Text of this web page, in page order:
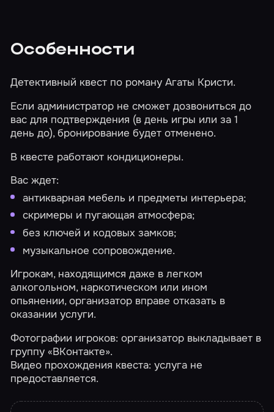
Особенности
Детективный квест по роману Агаты Кристи.
Если администратор не сможет дозвониться до
вас для подтверждения (в день игры или за 1
день до), бронирование будет отменено.
В квесте работают кондиционеры.
Вас ждет:
антикварная мебель и предметы интерьера;
скримеры и пугающая атмосфера;
без ключей и кодовых замков;
музыкальное сопровождение.
Игрокам, находящимся даже в легком
алкогольном, наркотическом или ином
опьянении, организатор вправе отказать в
оказании услуги.
Фотографии игроков: организатор выкладывает в
группу «ВКонтакте».
Видео прохождения квеста: услуга не
предоставляется.